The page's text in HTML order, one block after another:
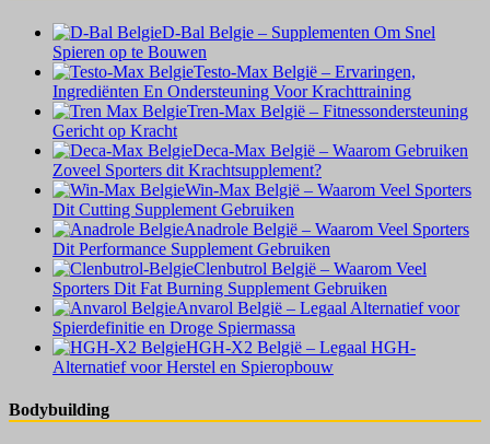
D-Bal Belgie – Supplementen Om Snel
Spieren op te Bouwen
Testo-Max België – Ervaringen,
Ingrediënten En Ondersteuning Voor Krachttraining
Tren-Max België – Fitnessondersteuning
Gericht op Kracht
Deca-Max België – Waarom Gebruiken
Zoveel Sporters dit Krachtsupplement?
Win-Max België – Waarom Veel Sporters
Dit Cutting Supplement Gebruiken
Anadrole België – Waarom Veel Sporters
Dit Performance Supplement Gebruiken
Clenbutrol België – Waarom Veel
Sporters Dit Fat Burning Supplement Gebruiken
Anvarol België – Legaal Alternatief voor
Spierdefinitie en Droge Spiermassa
HGH-X2 België – Legaal HGH-
Alternatief voor Herstel en Spieropbouw
Bodybuilding